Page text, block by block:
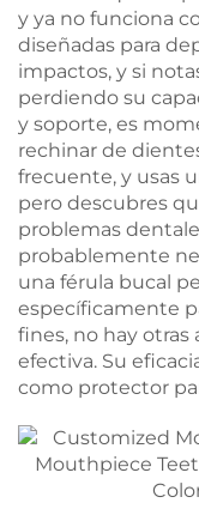
y ya no funciona
diseñadas para
impactos, y si
perdiendo su
y soporte, es
rechinar de
frecuente, y usas
pero descubres
problemas
probablemente
una férula bucal
específicamente
fines, no hay otras
efectiva. Su
como protector